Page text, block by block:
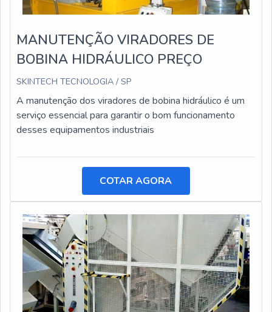
MANUTENÇÃO VIRADORES DE
BOBINA HIDRÁULICO PREÇO
SKINTECH TECNOLOGIA / SP
A manutenção dos viradores de bobina hidráulico é um
serviço essencial para garantir o bom funcionamento
desses equipamentos industriais
COTAR AGORA